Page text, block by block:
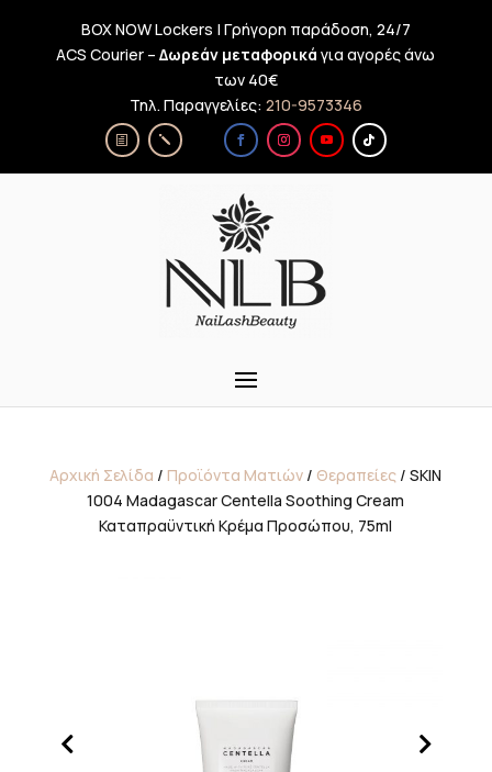
BOX NOW Lockers | Γρήγορη παράδοση, 24/7
ACS Courier –Δωρεάν μεταφορικά για αγορές άνω
των 40€
Τηλ. Παραγγελίες: 210-9573346
Αρχική Σελίδα / Προϊόντα Ματιών / Θεραπείες / SKIN
1004 Madagascar Centella Soothing Cream
Καταπραϋντική Κρέμα Προσώπου, 75ml